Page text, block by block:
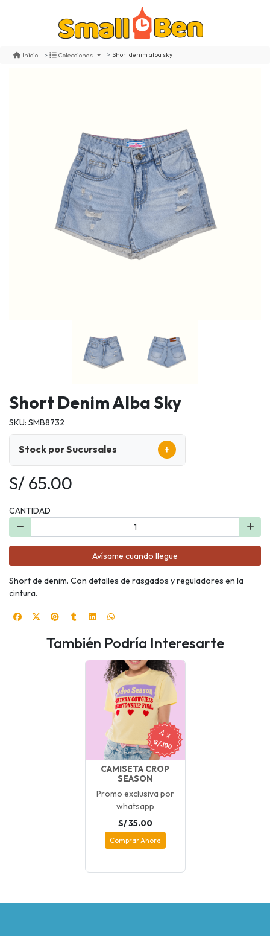
Inicio Colecciones Short denim alba sky
Short Denim Alba Sky
SKU: SMB8732
Stock por Sucursales +
S/ 65.00
CANTIDAD
Avísame cuando llegue
Short de denim. Con detalles de rasgados y reguladores en la
cintura.
También Podría Interesarte
CAMISETA CROP
SEASON
Promo exclusiva por
whatsapp
S/ 35.00
Comprar Ahora